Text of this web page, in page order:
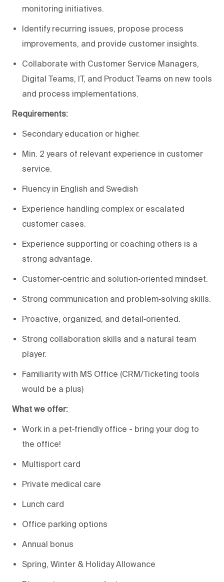
monitoring initiatives.
Identify recurring issues, propose process
improvements, and provide customer insights.
Collaborate with Customer Service Managers,
Digital Teams, IT, and Product Teams on new tools
and process implementations.
Requirements:
Secondary education or higher.
Min. 2 years of relevant experience in customer
service.
Fluency in English and Swedish
Experience handling complex or escalated
customer cases.
Experience supporting or coaching others is a
strong advantage.
Customer‑centric and solution‑oriented mindset.
Strong communication and problem‑solving skills.
Proactive, organized, and detail‑oriented.
Strong collaboration skills and a natural team
player.
Familiarity with MS Office (CRM/Ticketing tools
would be a plus)
What we offer:
Work in a pet‑friendly office - bring your dog to
the office!
Multisport card
Private medical care
Lunch card
Office parking options
Annual bonus
Spring, Winter & Holiday Allowance